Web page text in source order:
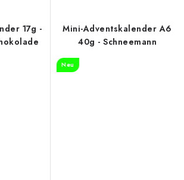
17g -
Mini-Adventskalender A6
40g - Schneemann
Neu